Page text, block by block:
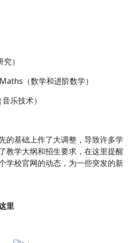
）
（数学和进阶数学）
乐技术）
的基础上作了大调整，导致许多学
教学大纲和招生要求，在这里提醒
学校官网的动态，为一些突发的新
里